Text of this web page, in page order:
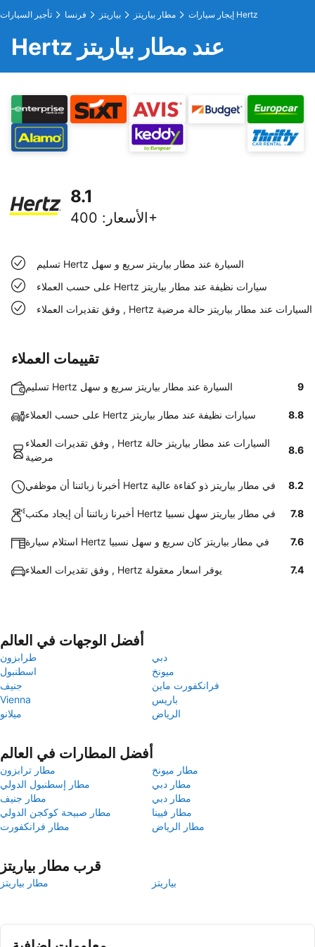
تأجير السيارات فرنسا بياريتز مطار بياريتز إيجار سيارات Hertz
Hertz عند مطار بياريتز
8.1
الأسعار : 400+
تسليم Hertz السيارة عند مطار بياريتز سريع و سهل
على حسب العملاء Hertz سيارات نظيفة عند مطار بياريتز
وفق تقديرات العملاء , Hertz السيارات عند مطار بياريتز حالة مرضية
تقييمات العملاء
تسليم Hertz السيارة عند مطار بياريتز سريع و سهل 9
على حسب العملاء Hertz سيارات نظيفة عند مطار بياريتز 8.8
وفق تقديرات العملاء , Hertz السيارات عند مطار بياريتز حالة
مرضية
8.6
أخبرنا زبائننا أن موظفي Hertz في مطار بياريتز ذو كفاءة عالية 8.2
أخبرنا زبائننا أن إيجاد مكتب Hertz في مطار بياريتز سهل نسبيا 7.8
استلام سيارة Hertz في مطار بياريتز كان سريع و سهل نسبيا 7.6
وفق تقديرات العملاء , Hertz يوفر اسعار معقولة 7.4
أفضل الوجهات في العالم
طرابزون
دبي
اسطنبول
ميونخ
جنيف
فرانكفورت ماين
Vienna
باريس
ميلانو
الرياض
أفضل المطارات في العالم
مطار ترابزون
مطار ميونخ
مطار إسطنبول الدولي
مطار دبي
مطار جنيف
مطار دبي
مطار صبيحة كوكجن الدولي
مطار فيينا
مطار فرانكفورت
مطار الرياض
قرب مطار بياريتز
مطار بياريتز بياريتز